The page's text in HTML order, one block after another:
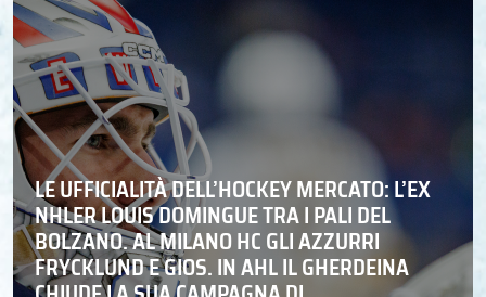
LE UFFICIALITÀ DELL’HOCKEY MERCATO: L’EX
NHLER LOUIS DOMINGUE TRA I PALI DEL
BOLZANO. AL MILANO HC GLI AZZURRI
FRYCKLUND E GIOS. IN AHL IL GHERDEINA